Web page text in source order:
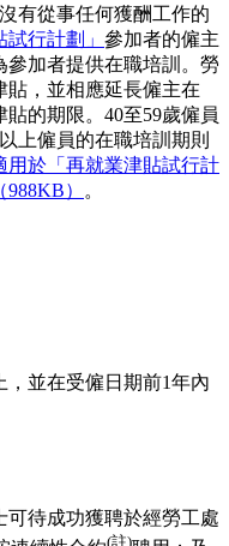
有從事任何獲酬工作的
試行計劃」 參加者的僱主
加者提供在職培訓。勞
貼，並相應延長僱主在
貼的期限。40至59歲僱員
上僱員的在職培訓期則
用於「再就業津貼試行計
）
。
並在受僱日期前1年內
待成功獲聘於經勞工處
(註)